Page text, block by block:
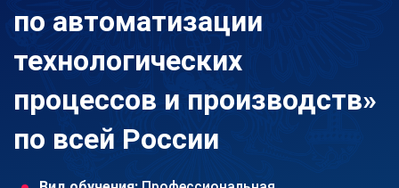
по автоматизации
технологических
процессов и производств»
по всей России